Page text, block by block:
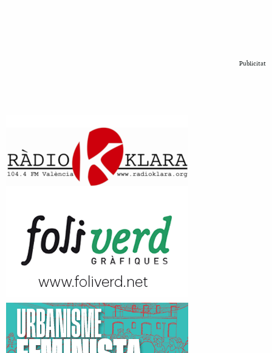
Publicitat